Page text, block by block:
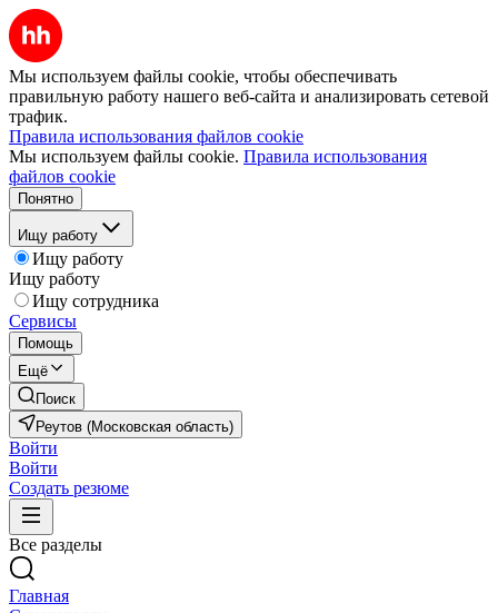
Мы используем файлы cookie, чтобы обеспечивать
правильную работу нашего веб-сайта и анализировать сетевой
трафик.
Правила использования файлов cookie
Мы используем файлы cookie. Правила использования
файлов cookie
Понятно
Ищу работу
Ищу работу
Ищу работу
Ищу сотрудника
Сервисы
Помощь
Ещё
Поиск
Реутов (Московская область)
Войти
Войти
Создать резюме
Все разделы
Главная